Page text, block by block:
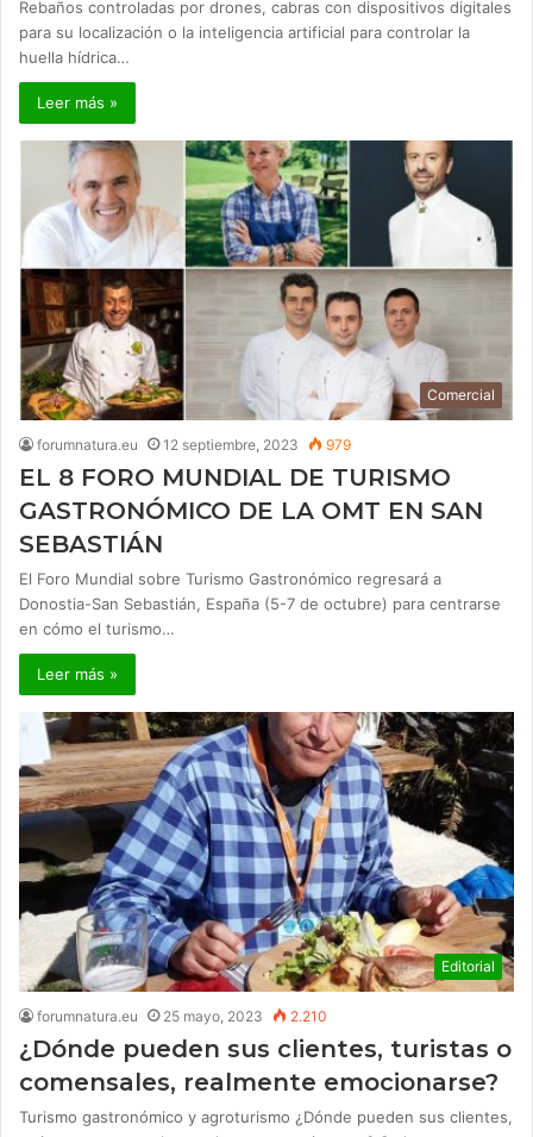
Rebaños controladas por drones, cabras con dispositivos digitales
para su localización o la inteligencia artificial para controlar la
huella hídrica…
Leer más »
Comercial
forumnatura.eu 12 septiembre, 2023 979
EL 8 FORO MUNDIAL DE TURISMO
GASTRONÓMICO DE LA OMT EN SAN
SEBASTIÁN
El Foro Mundial sobre Turismo Gastronómico regresará a
Donostia-San Sebastián, España (5-7 de octubre) para centrarse
en cómo el turismo…
Leer más »
Editorial
forumnatura.eu 25 mayo, 2023 2.210
¿Dónde pueden sus clientes, turistas o
comensales, realmente emocionarse?
Turismo gastronómico y agroturismo ¿Dónde pueden sus clientes,